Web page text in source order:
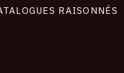
RAISONNÉS